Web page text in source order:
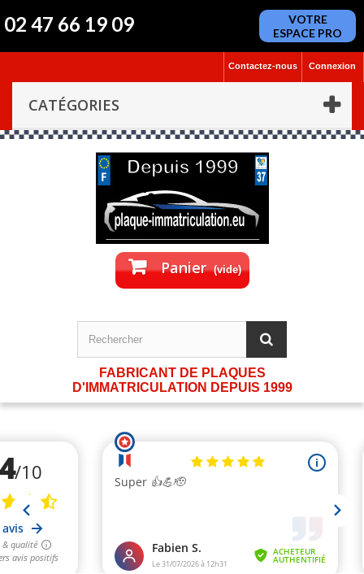
02 47 66 19 09
VOTRE
ESPACE PRO
Connexion
Contactez-nous
CATÉGORIES
Panier (vide)
FABRICANT DE PLAQUES
D'IMMATRICULATION DEPUIS 1999